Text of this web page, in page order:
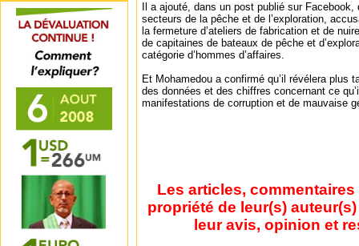
Il a ajouté, dans un post publié sur
secteurs de la pêche et de l’exploration,
la fermeture d’ateliers de fabrication et de
de capitaines de bateaux de pêche et
catégorie d’hommes d’affaires.
Et Mohamedou a confirmé qu’il révélera plus
des données et des chiffres concernant ce
manifestations de corruption et de mauvaise
Les articles,
propriété de leur(s)
leur avis, opinion et